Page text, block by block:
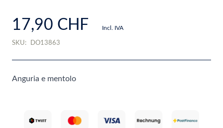
17,90 CHF Incl. IVA
SKU: DO13863
Anguria e mentolo